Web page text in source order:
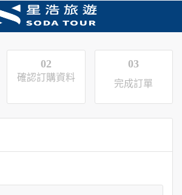
02
確認訂購資料
03
完成訂單